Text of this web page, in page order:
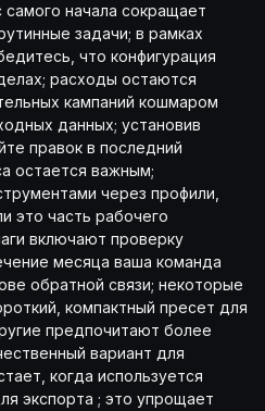
начала сокращает
задачи; в рамках
что конфигурация
расходы остаются
кампаний кошмаром
данных; установив
правок в последний
остается важным;
через профили,
это часть рабочего
включают проверку
месяца ваша команда
обратной связи; некоторые
компактный пресет для
предпочитают более
вариант для
когда используется
экспорта ; это упрощает